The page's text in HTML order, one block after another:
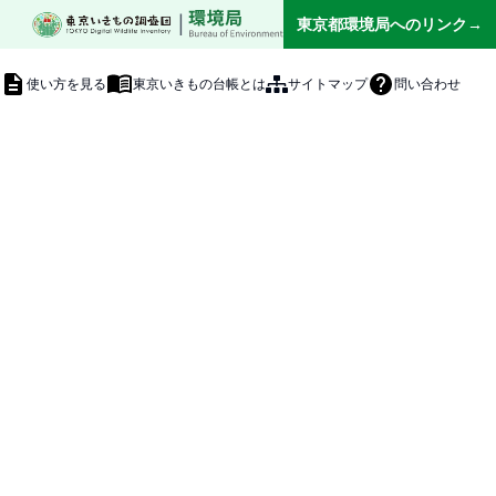
東京都環境局へのリンク→
使い方を見る 東京いきもの台帳とは サイトマップ 問い合わせ